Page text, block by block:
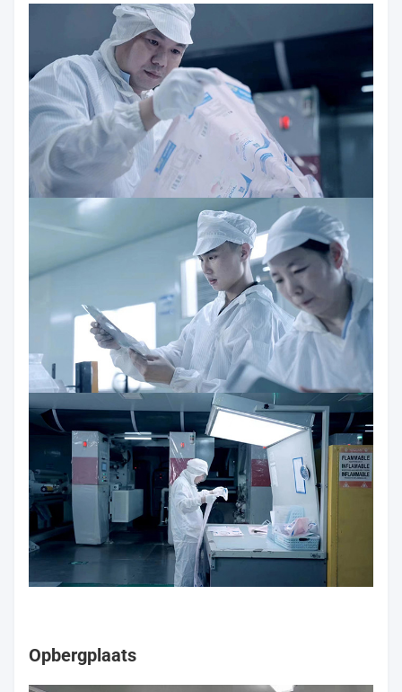
Opbergplaats